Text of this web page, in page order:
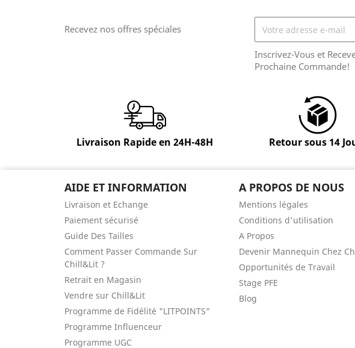
Recevez nos offres spéciales
Inscrivez-Vous et
Prochaine Commande!
Livraison Rapide en 24H-48H Retour sous 14
AIDE ET INFORMATION
Livraison et Echange
Paiement sécurisé
Guide Des Tailles
Comment Passer Commande Sur
Chill&Lit ?
Retrait en Magasin
Vendre sur Chill&Lit
Programme de Fidélité "LITPOINTS"
Programme Influenceur
Programme UGC
A PROPOS DE NOUS
Mentions légales
Conditions d'utilisation
A Propos
Devenir Mannequin Chez
Opportunités de Travail
Stage PFE
Blog